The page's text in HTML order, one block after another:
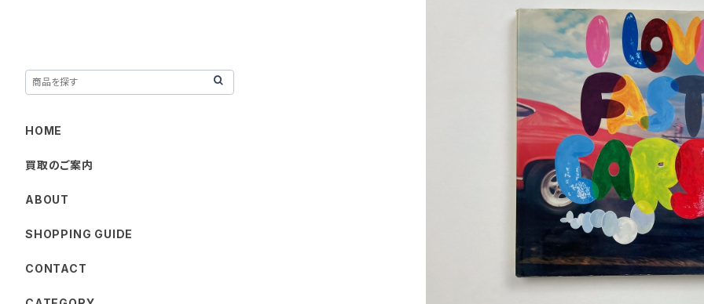
HOME
買取のご案内
ABOUT
SHOPPING GUIDE
CONTACT